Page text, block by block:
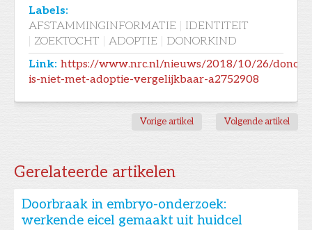
Labels:
AFSTAMMINGINFORMATIE
IDENTITEIT
ZOEKTOCHT ADOPTIE
DONORKIND
Link: https://www.nrc.nl/nieuws/2018/10/26/
is-niet-met-adoptie-vergelijkbaar-a2752908
Vorige artikel Volgende artikel
Gerelateerde artikelen
Doorbraak in embryo-onderzoek:
werkende eicel gemaakt uit huidcel